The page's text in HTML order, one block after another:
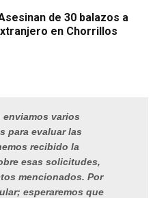
de 30 balazos a
en Chorrillos
enviamos varios
para evaluar las
recibido la
esas solicitudes,
mencionados. Por
esperaremos que